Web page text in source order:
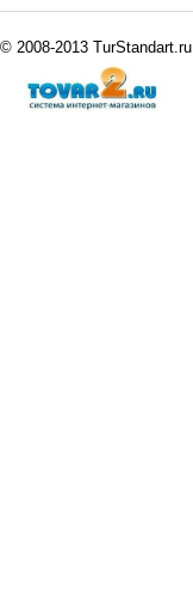
© 2008-2013 TurStandart.ru